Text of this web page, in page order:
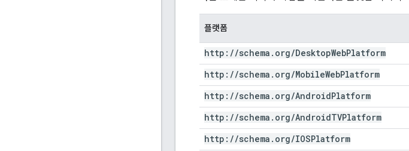
플랫폼
http: //schema . org/DesktopWebPlatform
http: //schema . org/MobileWebPlatform
http: //schema . org/AndroidPlatform
http: //schema . org/AndroidTVPlatform
http: //schema . org/IOSPlatform